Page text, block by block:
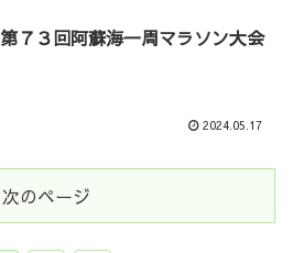
第７３回阿蘇海一周マラソン大会
2024.05.17
次のページ